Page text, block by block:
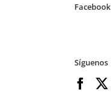
Facebook
Síguenos